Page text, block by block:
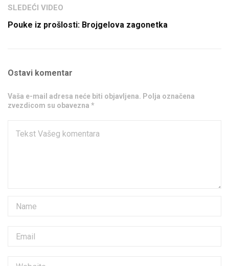
SLEDEĆI VIDEO
Pouke iz prošlosti: Brojgelova zagonetka
Ostavi komentar
Vaša e-mail adresa neće biti objavljena. Polja označena
zvezdicom su obavezna *